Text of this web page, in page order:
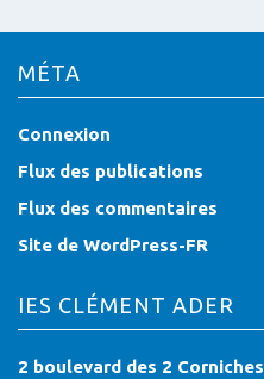
MÉTA
Connexion
Flux des publications
Flux des commentaires
Site de WordPress-FR
IES CLÉMENT ADER
2 boulevard des 2 Corniches